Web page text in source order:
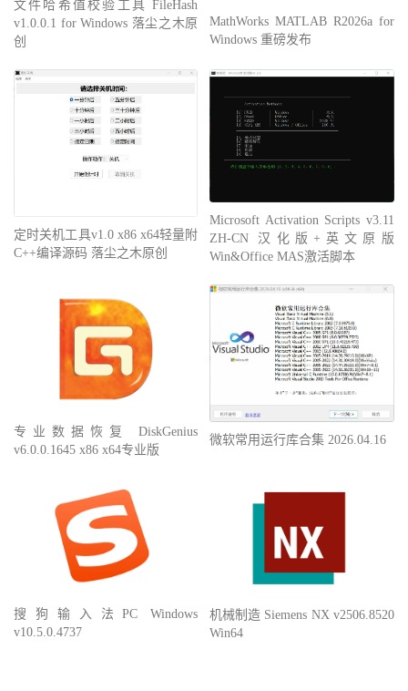
文件哈希值校验工具 FileHash
v1.0.0.1 for Windows 落尘之木原
创
MathWorks MATLAB R2026a for
Windows 重磅发布
定时关机工具v1.0 x86 x64轻量附
C++编译源码 落尘之木原创
Microsoft Activation Scripts v3.11
ZH-CN 汉化版+英文原版
Win&Office MAS激活脚本
专业数据恢复 DiskGenius
v6.0.0.1645 x86 x64专业版
微软常用运行库合集 2026.04.16
搜狗输入法PC Windows
v10.5.0.4737
机械制造 Siemens NX v2506.8520
Win64